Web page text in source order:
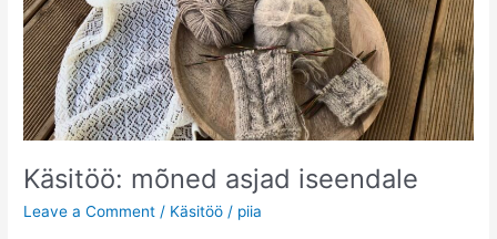
Käsitöö: mõned asjad iseendale
Leave a Comment / Käsitöö / piia